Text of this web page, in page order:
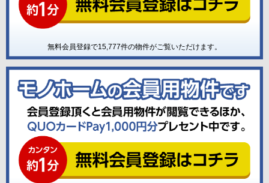
無料会員登録で15,777件の物件がご覧いただけます。